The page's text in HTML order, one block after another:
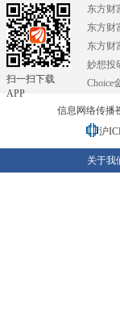
扫一扫下载
APP
东方财
东方财
东方财
妙想投
Choice
信息网络传播
沪
关于我